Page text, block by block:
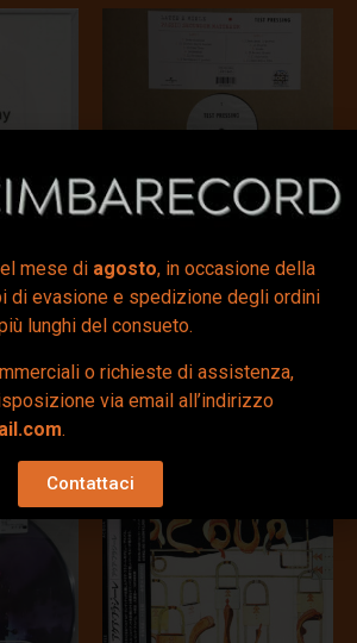
Col.
David
Passio Secundum
Mattheum (LP TEST
PRESSING) – Latte E
95,00€
mese di agosto, in occasione della
di evasione e spedizione degli ordini
lunghi del consueto.
o richieste di assistenza,
via email all’indirizzo
.
Contattaci